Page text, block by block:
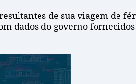
de sua viagem de
dados do governo